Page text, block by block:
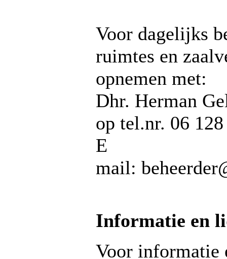
Voor dagelijks
ruimtes en
opnemen met:
Dhr. Herman
op tel.nr. 06
E
mail:
Informatie en
Voor informatie